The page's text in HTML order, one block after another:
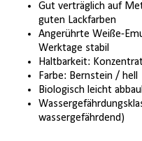
Gut verträglich auf
guten Lackfarben
Angerührte Weiße-
Werktage stabil
Haltbarkeit:
Farbe: Bernstein / hell
Biologisch leicht
wassergefährdend)